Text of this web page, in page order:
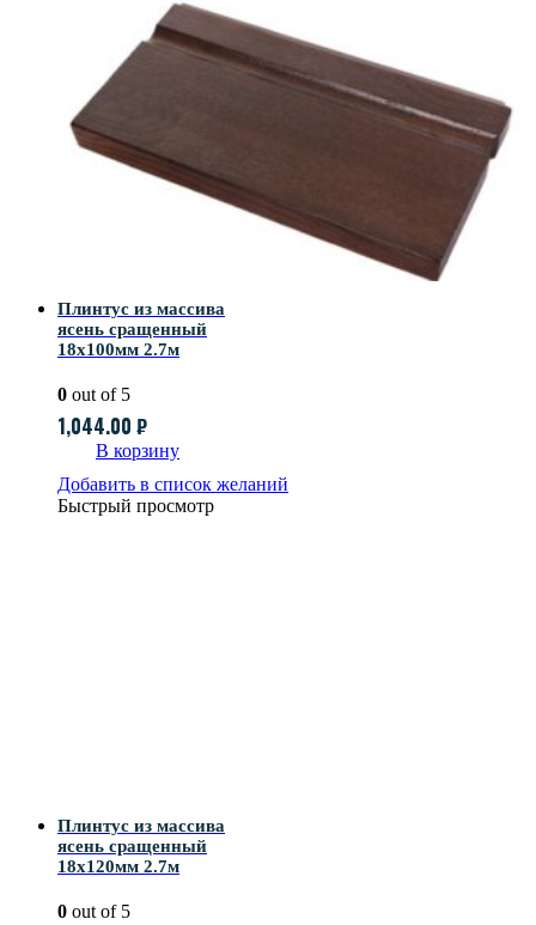
Плинтус из массива
ясень сращенный
18х100мм 2.7м
0 out of 5
1,044.00 ₽
В корзину
Добавить в список желаний
Быстрый просмотр
Плинтус из массива
ясень сращенный
18х120мм 2.7м
0 out of 5